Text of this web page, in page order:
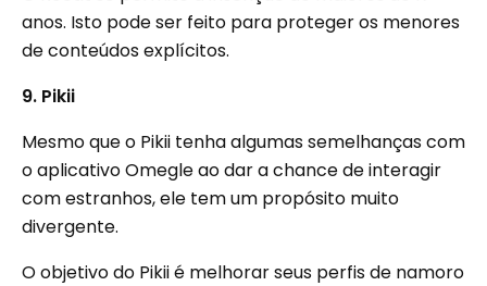
anos. Isto pode ser feito para proteger os menores
de conteúdos explícitos.
9. Pikii
Mesmo que o Pikii tenha algumas semelhanças com
o aplicativo Omegle ao dar a chance de interagir
com estranhos, ele tem um propósito muito
divergente.
O objetivo do Pikii é melhorar seus perfis de namoro